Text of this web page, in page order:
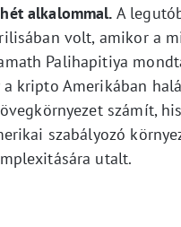
alkalommal. A
volt, amikor a
Palihapitiya
a kripto Amerikában
számít,
szabályozó
utalt.